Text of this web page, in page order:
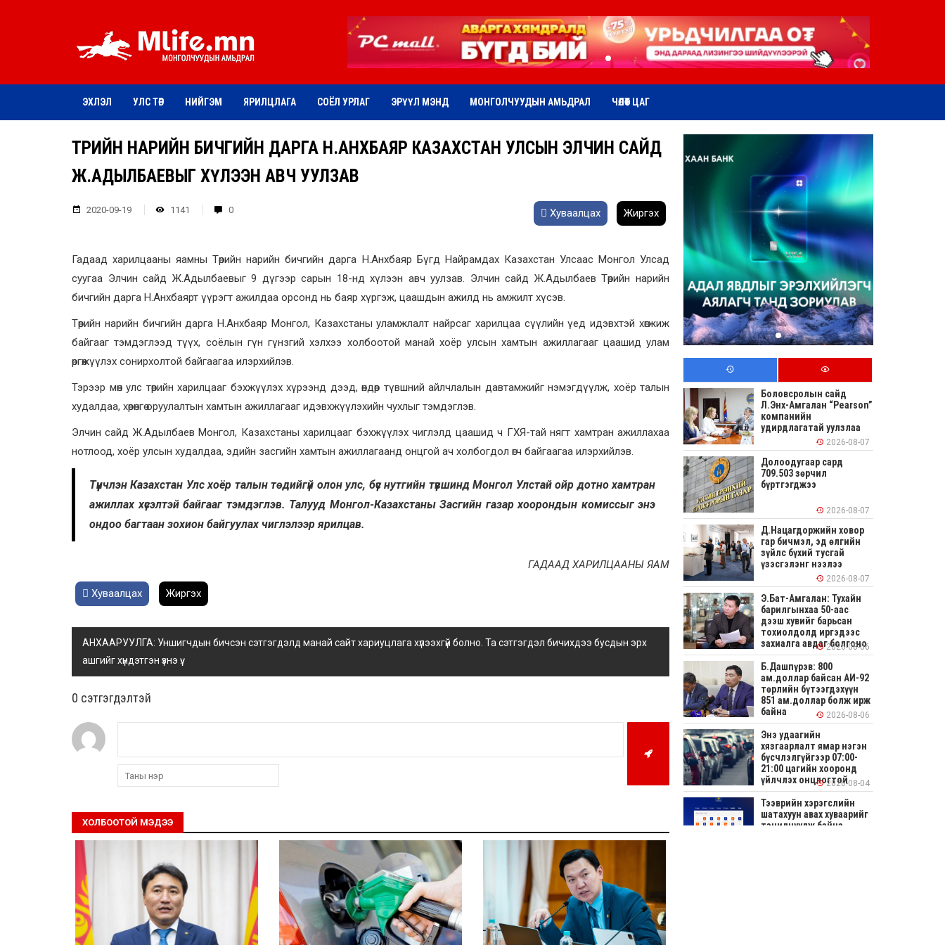
ЭХЛЭЛ УЛС ТӨР НИЙГЭМ ЯРИЛЦЛАГА СОЁЛ УРЛАГ ЭРҮҮЛ МЭНД МОНГОЛЧУУДЫН АМЬДРАЛ ЧӨЛӨӨТ ЦАГ
ТӨРИЙН НАРИЙН БИЧГИЙН ДАРГА Н.АНХБАЯР КАЗАХСТАН УЛСЫН ЭЛЧИН САЙД
Ж.АДЫЛБАЕВЫГ ХҮЛЭЭН АВЧ УУЛЗАВ
2020-09-19 1141 0 Хуваалцах Жиргэх
Гадаад харилцааны яамны Төрийн нарийн бичгийн дарга Н.Анхбаяр Бүгд Найрамдах Казахстан Улсаас Монгол Улсад
суугаа Элчин сайд Ж.Адылбаевыг 9 дүгээр сарын 18-нд хүлээн авч уулзав. Элчин сайд Ж.Адылбаев Төрийн нарийн
бичгийн дарга Н.Анхбаярт үүрэгт ажилдаа орсонд нь баяр хүргэж, цаашдын ажилд нь амжилт хүсэв.
Төрийн нарийн бичгийн дарга Н.Анхбаяр Монгол, Казахстаны уламжлалт найрсаг харилцаа сүүлийн үед идэвхтэй хөгжиж
байгааг тэмдэглээд түүх, соёлын гүн гүнзгий хэлхээ холбоотой манай хоёр улсын хамтын ажиллагааг цаашид улам
өргөжүүлэх сонирхолтой байгаагаа илэрхийлэв.
Тэрээр мөн улс төрийн харилцааг бэхжүүлэх хүрээнд дээд, өндөр түвшний айлчлалын давтамжийг нэмэгдүүлж, хоёр талын
худалдаа, хөрөнгө оруулалтын хамтын ажиллагааг идэвхжүүлэхийн чухлыг тэмдэглэв.
Элчин сайд Ж.Адылбаев Монгол, Казахстаны харилцааг бэхжүүлэх чиглэлд цаашид ч ГХЯ-тай нягт хамтран ажиллахаа
нотлоод, хоёр улсын худалдаа, эдийн засгийн хамтын ажиллагаанд онцгой ач холбогдол өгч байгаагаа илэрхийлэв.
Түүнчлэн Казахстан Улс хоёр талын төдийгүй олон улс, бүс нутгийн түвшинд Монгол Улстай ойр дотно хамтран
ажиллах хүсэлтэй байгааг тэмдэглэв. Талууд Монгол-Казахстаны Засгийн газар хоорондын комиссыг энэ
ондоо багтаан зохион байгуулах чиглэлээр ярилцав.
ГАДААД ХАРИЛЦААНЫ ЯАМ
Хуваалцах Жиргэх
АНХААРУУЛГА: Уншигчдын бичсэн сэтгэгдэлд манай сайт хариуцлага хүлээхгүй болно. Та сэтгэгдэл бичихдээ бусдын эрх
ашгийг хүндэтгэн үзнэ үү.
0 cэтгэгдэлтэй
ХОЛБООТОЙ МЭДЭЭ
Боловсролын сайд
Л.Энх-Амгалан “Pearson”
компанийн
удирдлагатай уулзлаа
2026-08-07
Долоодугаар сард
709.503 зөрчил
бүртгэгджээ
2026-08-07
Д.Нацагдоржийн ховор
гар бичмэл, эд өлгийн
зүйлс бүхий тусгай
үзэсгэлэнг нээлээ
2026-08-07
Э.Бат-Амгалан: Тухайн
барилгынхаа 50-аас
дээш хувийг барьсан
тохиолдолд иргэдээс
захиалга авдаг болгоно
2026-08-06
Б.Дашпүрэв: 800
ам.доллар байсан АИ-92
төрлийн бүтээгдэхүүн
851 ам.доллар болж ирж
байна
2026-08-06
Энэ удаагийн
хязгаарлалт ямар нэгэн
бүсчлэлгүйгээр 07:00-
21:00 цагийн хооронд
үйлчлэх онцлогтой2026-08-04
Тээврийн хэрэгслийн
шатахуун авах хуваарийг
танилцуулж байна